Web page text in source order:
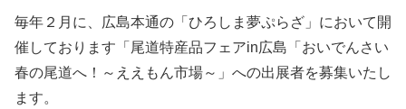
毎年２月に、広島本通の「ひろしま夢ぷらざ」において開
催しております「尾道特産品フェアin広島「おいでんさい
春の尾道へ！～ええもん市場～」への出展者を募集いたし
ます。